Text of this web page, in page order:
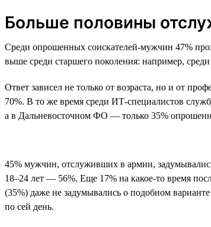
Больше половины
Среди опрошенных соискателей-мужчин 47%
выше среди старшего поколения: например,
Ответ зависел не только от возраста, но и от
70%. В то же время среди ИТ-специалистов
а в Дальневосточном ФО — только 35%
45% мужчин, отслуживших в армии,
18–24 лет — 56%. Еще 17% на какое-то время
(35%) даже не задумывались о подобном
по сей день.